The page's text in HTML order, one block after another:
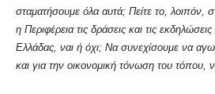
σταματήσουμε όλα αυτά; Πείτε το, λοιπόν,
η Περιφέρεια τις δράσεις και τις
Ελλάδας, ναι ή όχι; Να συνεχίσουμε να
και για την οικονομική τόνωση του τόπου,